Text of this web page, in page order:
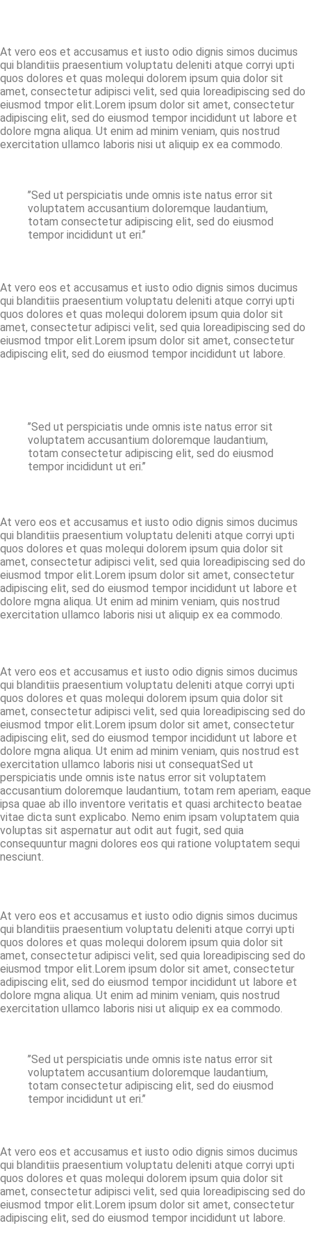
At vero eos et accusamus et iusto odio dignis simos ducimus
qui blanditiis praesentium voluptatu deleniti atque corryi upti
quos dolores et quas molequi dolorem ipsum quia dolor sit
amet, consectetur adipisci velit, sed quia loreadipiscing sed do
eiusmod tmpor elit.Lorem ipsum dolor sit amet, consectetur
adipiscing elit, sed do eiusmod tempor incididunt ut labore et
dolore mgna aliqua. Ut enim ad minim veniam, quis nostrud
exercitation ullamco laboris nisi ut aliquip ex ea commodo.
’’Sed ut perspiciatis unde omnis iste natus error sit
voluptatem accusantium doloremque laudantium,
totam consectetur adipiscing elit, sed do eiusmod
tempor incididunt ut eri.’’
At vero eos et accusamus et iusto odio dignis simos ducimus
qui blanditiis praesentium voluptatu deleniti atque corryi upti
quos dolores et quas molequi dolorem ipsum quia dolor sit
amet, consectetur adipisci velit, sed quia loreadipiscing sed do
eiusmod tmpor elit.Lorem ipsum dolor sit amet, consectetur
adipiscing elit, sed do eiusmod tempor incididunt ut labore.
’’Sed ut perspiciatis unde omnis iste natus error sit
voluptatem accusantium doloremque laudantium,
totam consectetur adipiscing elit, sed do eiusmod
tempor incididunt ut eri.’’
At vero eos et accusamus et iusto odio dignis simos ducimus
qui blanditiis praesentium voluptatu deleniti atque corryi upti
quos dolores et quas molequi dolorem ipsum quia dolor sit
amet, consectetur adipisci velit, sed quia loreadipiscing sed do
eiusmod tmpor elit.Lorem ipsum dolor sit amet, consectetur
adipiscing elit, sed do eiusmod tempor incididunt ut labore et
dolore mgna aliqua. Ut enim ad minim veniam, quis nostrud
exercitation ullamco laboris nisi ut aliquip ex ea commodo.
At vero eos et accusamus et iusto odio dignis simos ducimus
qui blanditiis praesentium voluptatu deleniti atque corryi upti
quos dolores et quas molequi dolorem ipsum quia dolor sit
amet, consectetur adipisci velit, sed quia loreadipiscing sed do
eiusmod tmpor elit.Lorem ipsum dolor sit amet, consectetur
adipiscing elit, sed do eiusmod tempor incididunt ut labore et
dolore mgna aliqua. Ut enim ad minim veniam, quis nostrud est
exercitation ullamco laboris nisi ut consequatSed ut
perspiciatis unde omnis iste natus error sit voluptatem
accusantium doloremque laudantium, totam rem aperiam, eaque
ipsa quae ab illo inventore veritatis et quasi architecto beatae
vitae dicta sunt explicabo. Nemo enim ipsam voluptatem quia
voluptas sit aspernatur aut odit aut fugit, sed quia
consequuntur magni dolores eos qui ratione voluptatem sequi
nesciunt.
At vero eos et accusamus et iusto odio dignis simos ducimus
qui blanditiis praesentium voluptatu deleniti atque corryi upti
quos dolores et quas molequi dolorem ipsum quia dolor sit
amet, consectetur adipisci velit, sed quia loreadipiscing sed do
eiusmod tmpor elit.Lorem ipsum dolor sit amet, consectetur
adipiscing elit, sed do eiusmod tempor incididunt ut labore et
dolore mgna aliqua. Ut enim ad minim veniam, quis nostrud
exercitation ullamco laboris nisi ut aliquip ex ea commodo.
’’Sed ut perspiciatis unde omnis iste natus error sit
voluptatem accusantium doloremque laudantium,
totam consectetur adipiscing elit, sed do eiusmod
tempor incididunt ut eri.’’
At vero eos et accusamus et iusto odio dignis simos ducimus
qui blanditiis praesentium voluptatu deleniti atque corryi upti
quos dolores et quas molequi dolorem ipsum quia dolor sit
amet, consectetur adipisci velit, sed quia loreadipiscing sed do
eiusmod tmpor elit.Lorem ipsum dolor sit amet, consectetur
adipiscing elit, sed do eiusmod tempor incididunt ut labore.